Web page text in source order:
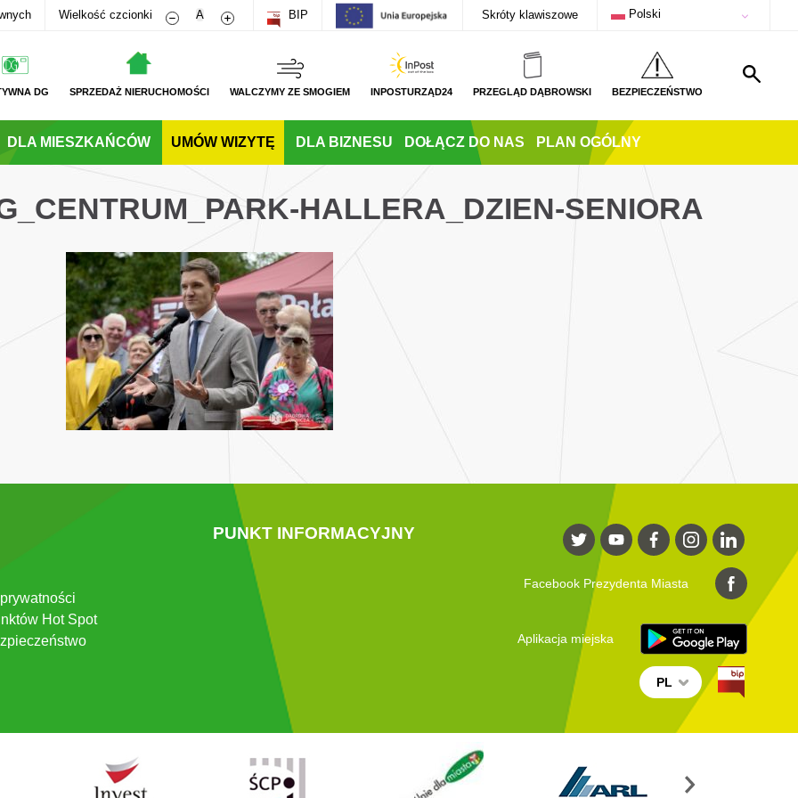
Wielkość czcionki Zmniejsz rozmiar czcionki
A Zwiększ rozmiar czcionki
BIP Skróty klawiszowe Polski
DG SPRZEDAŻ NIERUCHOMOŚCI WALCZYMY ZE SMOGIEM INPOSTURZĄD24 PRZEGLĄD DĄBROWSKI BEZPIECZEŃSTWO
DLA MIESZKAŃCÓW UMÓW WIZYTĘ DLA BIZNESU DOŁĄCZ DO NAS PLAN OGÓLNY
HALLERA_DZIEN-SENIORA
Hot Spot
PUNKT INFORMACYJNY
Facebook Prezydenta Miasta
Aplikacja miejska
PL